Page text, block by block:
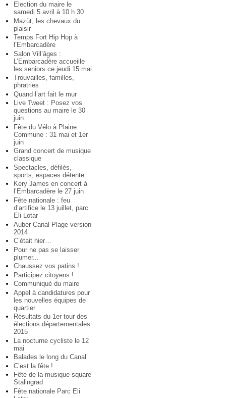
Election du maire le
samedi 5 avril à 10 h 30
Mazùt, les chevaux du
plaisir
Temps Fort Hip Hop à
l’Embarcadère
Salon Vill’âges :
L’Embarcadère accueille
les seniors ce jeudi 15 mai
Trouvailles, familles,
phratries
Quand l’art fait le mur
Live Tweet : Posez vos
questions au maire le 30
juin
Fête du Vélo à Plaine
Commune : 31 mai et 1er
juin
Grand concert de musique
classique
Spectacles, défilés,
sports, espaces détente…
Kery James en concert à
l’Embarcadère le 27 juin
Fête nationale : feu
d’artifice le 13 juillet, parc
Eli Lotar
Auber Canal Plage version
2014
C’était hier…
Pour ne pas se laisser
plumer...
Chaussez vos patins !
Participez citoyens !
Communiqué du maire
Appel à candidatures pour
les nouvelles équipes de
quartier
Résultats du 1er tour des
élections départementales
2015
La nocturne cycliste le 12
mai
Balades le long du Canal
C’est la fête !
Fête de la musique square
Stalingrad
Fête nationale Parc Eli